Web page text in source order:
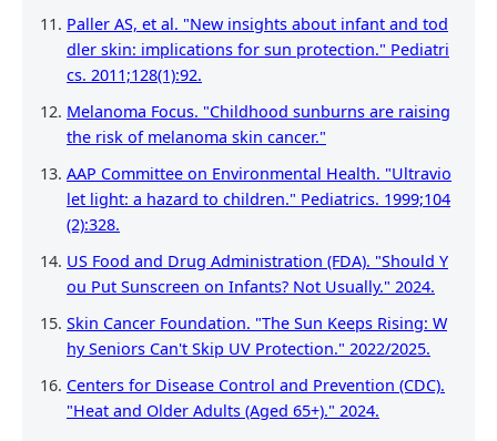
Paller AS, et al. "New insights about infant and tod
dler skin: implications for sun protection." Pediatri
cs. 2011;128(1):92.
Melanoma Focus. "Childhood sunburns are raising
the risk of melanoma skin cancer."
AAP Committee on Environmental Health. "Ultravio
let light: a hazard to children." Pediatrics. 1999;104
(2):328.
US Food and Drug Administration (FDA). "Should Y
ou Put Sunscreen on Infants? Not Usually." 2024.
Skin Cancer Foundation. "The Sun Keeps Rising: W
hy Seniors Can't Skip UV Protection." 2022/2025.
Centers for Disease Control and Prevention (CDC).
"Heat and Older Adults (Aged 65+)." 2024.